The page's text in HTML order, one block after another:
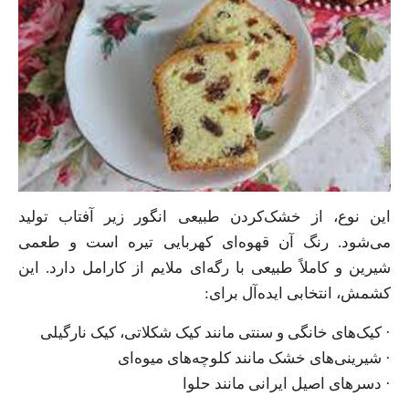
این نوع، از خشک‌کردن طبیعی انگور زیر آفتاب تولید
می‌شود. رنگ آن قهوه‌ای کهربایی تیره است و طعمی
شیرین و کاملاً طبیعی با رگه‌ای ملایم از کارامل دارد. این
کشمش، انتخابی ایده‌آل برای:
· کیک‌های خانگی و سنتی مانند کیک شکلاتی، کیک نارگیلی
· شیرینی‌های خشک مانند کلوچه‌های میوه‌ای
· دسرهای اصیل ایرانی مانند حلوا